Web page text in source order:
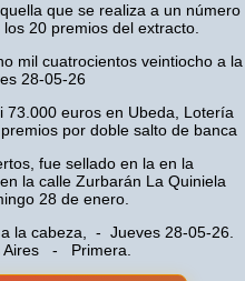
que se realiza a un número
20 premios del extracto.
mil cuatrocientos veintiocho a la
28-05-26
73.000 euros en Ubeda, Lotería
por doble salto de banca
fue sellado en la en la
la calle Zurbarán La Quiniela
28 de enero.
la cabeza, - Jueves 28-05-26.
- Primera.